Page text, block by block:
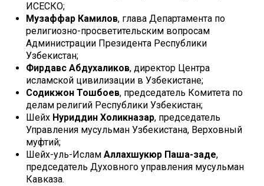
ИСЕСКО;
Музаффар Камилов, глава Департамента по
религиозно-просветительским вопросам
Администрации Президента Республики
Узбекистан;
Фирдавс Абдухаликов, директор Центра
исламской цивилизации в Узбекистане;
Содикжон Тошбоев, председатель Комитета по
делам религий Республики Узбекистан;
Шейх Нуриддин Холикназар, председатель
Управления мусульман Узбекистана, Верховный
муфтий;
Шейх-уль-Ислам Аллахшукюр Паша-заде,
председатель Духовного управления мусульман
Кавказа.